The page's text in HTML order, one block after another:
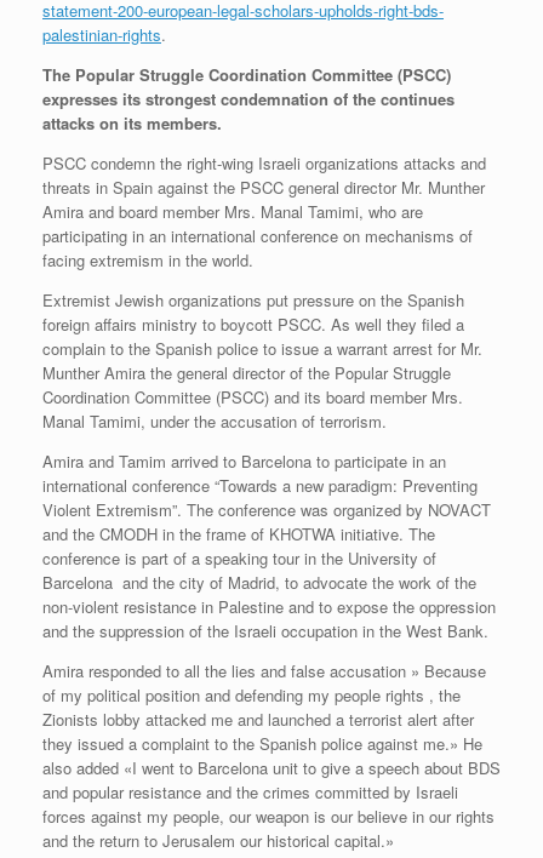
statement-200-european-legal-scholars-upholds-right-bds-
palestinian-rights.
The Popular Struggle Coordination Committee (PSCC)
expresses its strongest condemnation of the continues
attacks on its members.
PSCC condemn the right-wing Israeli organizations attacks and
threats in Spain against the PSCC general director Mr. Munther
Amira and board member Mrs. Manal Tamimi, who are
participating in an international conference on mechanisms of
facing extremism in the world.
Extremist Jewish organizations put pressure on the Spanish
foreign affairs ministry to boycott PSCC. As well they filed a
complain to the Spanish police to issue a warrant arrest for Mr.
Munther Amira the general director of the Popular Struggle
Coordination Committee (PSCC) and its board member Mrs.
Manal Tamimi, under the accusation of terrorism.
Amira and Tamim arrived to Barcelona to participate in an
international conference “Towards a new paradigm: Preventing
Violent Extremism”. The conference was organized by NOVACT
and the CMODH in the frame of KHOTWA initiative. The
conference is part of a speaking tour in the University of
Barcelona and the city of Madrid, to advocate the work of the
non-violent resistance in Palestine and to expose the oppression
and the suppression of the Israeli occupation in the West Bank.
Amira responded to all the lies and false accusation » Because
of my political position and defending my people rights , the
Zionists lobby attacked me and launched a terrorist alert after
they issued a complaint to the Spanish police against me.» He
also added «I went to Barcelona unit to give a speech about BDS
and popular resistance and the crimes committed by Israeli
forces against my people, our weapon is our believe in our rights
and the return to Jerusalem our historical capital.»